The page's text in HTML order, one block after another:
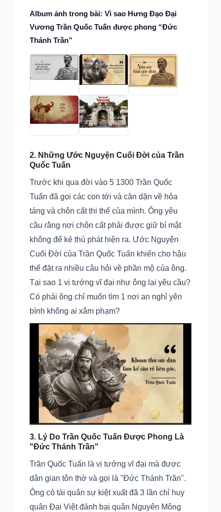
Album ảnh trong bài: Vì sao Hưng Đạo Đại
Vương Trần Quốc Tuấn được phong “Đức
Thánh Trần”
2. Những Ước Nguyện Cuối Đời của Trần
Quốc Tuấn
Trước khi qua đời vào 5 1300 Trần Quốc
Tuấn đã gọi các con tới và căn dặn về hỏa
táng và chôn cất thi thể của mình. Ông yêu
cầu rằng nơi chôn cất phải được giữ bí mật
không để kẻ thù phát hiện ra. Ước Nguyện
Cuối Đời của Trần Quốc Tuấn khiến cho hậu
thế đặt ra nhiều câu hỏi về phần mộ của ông.
Tại sao 1 vị tướng vĩ đại như ông lại yêu cầu?
Có phải ông chỉ muốn tìm 1 nơi an nghỉ yên
bình không ai xâm phạm?
3. Lý Do Trần Quốc Tuấn Được Phong Là
"Đức Thánh Trần"
Trần Quốc Tuấn là vị tướng vĩ đại mà được
dân gian tôn thờ và gọi là "Đức Thánh Trần".
Ông có tài quân sự kiệt xuất đã 3 lần chỉ huy
quân Đại Việt đánh bại quân Nguyên Mông